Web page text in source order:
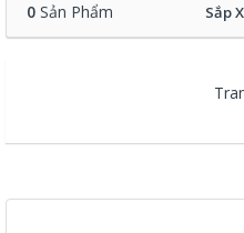
0 Sản Phẩm Sắp